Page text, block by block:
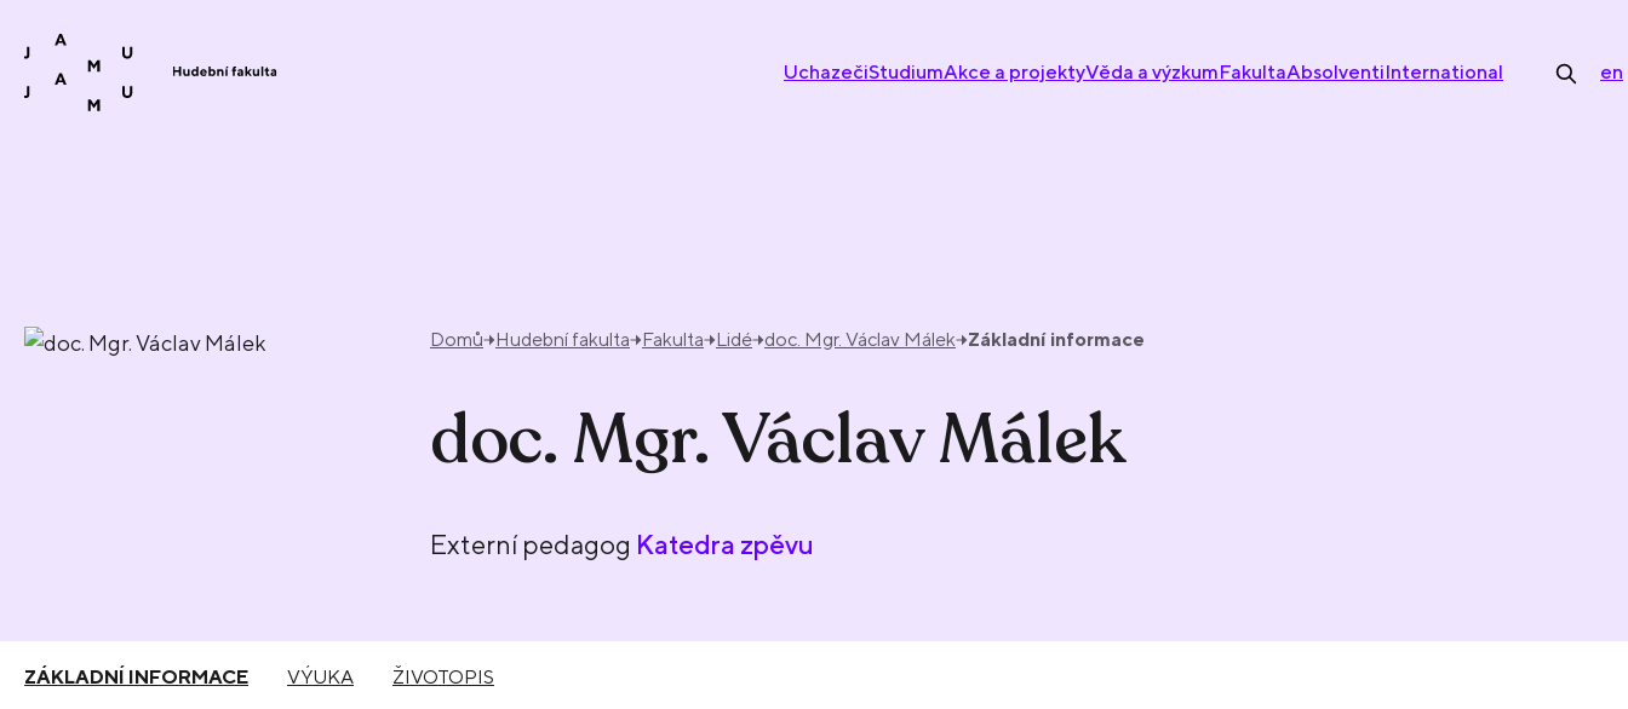
UchazečiStudiumAkce a projektyVěda a výzkumFakultaAbsolventiInternational en
Domů Hudební fakulta Fakulta Lidé doc. Mgr. Václav Málek Základní informace
doc. Mgr. Václav Málek
Externí pedagog Katedra zpěvu
ZÁKLADNÍ INFORMACE VÝUKA ŽIVOTOPIS